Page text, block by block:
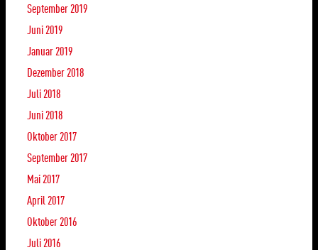
September 2019
Juni 2019
Januar 2019
Dezember 2018
Juli 2018
Juni 2018
Oktober 2017
September 2017
Mai 2017
April 2017
Oktober 2016
Juli 2016